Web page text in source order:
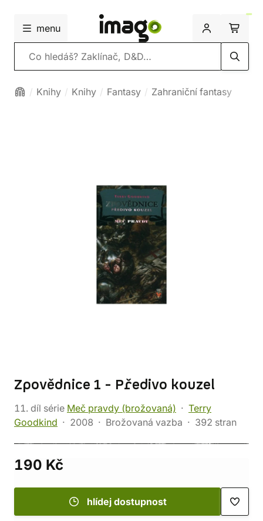
menu
Vyhledávání
Knihy Knihy Fantasy Zahraniční fantasy
Zpovědnice 1 - Předivo kouzel
11. díl série Meč pravdy (brožovaná)
Terry
Goodkind
2008 Brožovaná vazba 392 stran
190 Kč
hlídej dostupnost